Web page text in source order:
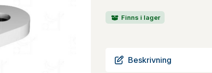
Finns i lager
Beskrivning